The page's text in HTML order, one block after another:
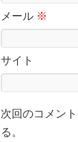
メール ※
サイト
次回のコメン
る。